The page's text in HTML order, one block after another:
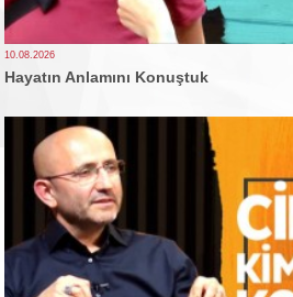
10.08.2026
Hayatın Anlamını Konuştuk